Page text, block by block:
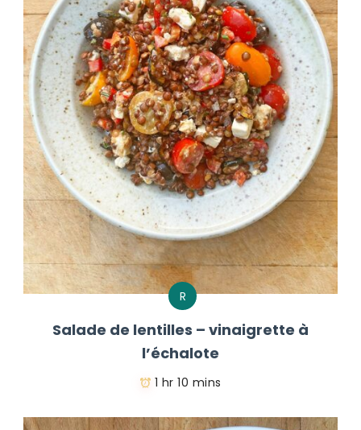
R
Salade de lentilles – vinaigrette à
l’échalote
1 hr 10 mins